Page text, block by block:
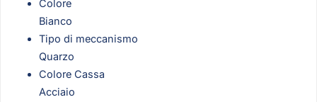
Colore
Bianco
Tipo di meccanismo
Quarzo
Colore Cassa
Acciaio